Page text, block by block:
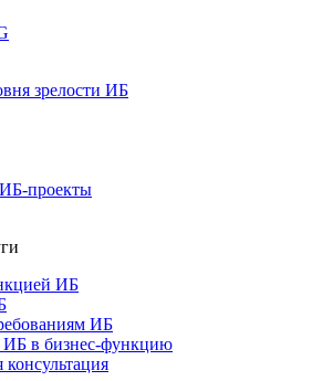
зрелости ИБ
проекты
ИБ
ИБ
ИБ в бизнес-функцию